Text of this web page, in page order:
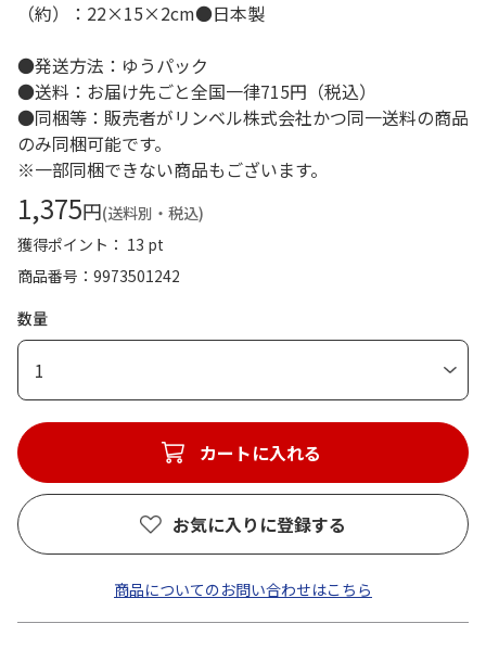
（約）：22×15×2cm●日本製
●発送方法：ゆうパック
●送料：お届け先ごと全国一律715円（税込）
●同梱等：販売者がリンベル株式会社かつ同一送料の商品
のみ同梱可能です。
※一部同梱できない商品もございます。
1,375円(送料別・税込)
獲得ポイント： 13 pt
商品番号
9973501242
数量
1
カートに入れる
お気に入りに登録する
商品についてのお問い合わせはこちら